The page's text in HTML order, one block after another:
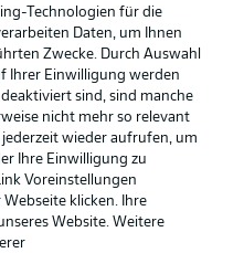
Voreinstellungen verwalten
Nutzungsbedingungen
Kontakt
Impressum
Spieler
Technologien für die
Daten, um Ihnen
Zwecke. Durch Auswahl
Ihrer Einwilligung werden
sind, sind manche
nicht mehr so relevant
jederzeit wieder aufrufen, um
Ihre Einwilligung zu
Voreinstellungen
klicken. Ihre
Website. Weitere